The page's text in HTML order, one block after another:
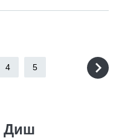
4 5
Диш